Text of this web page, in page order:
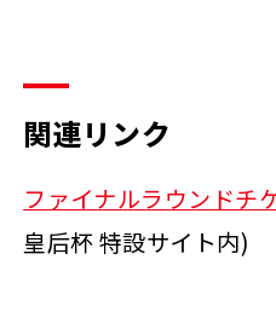
関連リンク
ファイナルラウンドチ
皇后杯 特設サイト内)